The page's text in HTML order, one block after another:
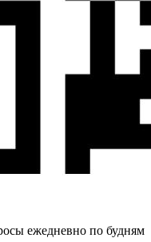
ежедневно по будням